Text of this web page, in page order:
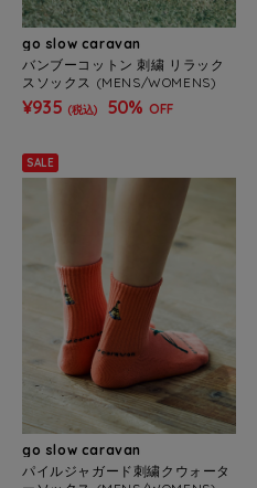
go slow caravan
バンブーコットン 刺繍 リラック
スソックス (MENS/WOMENS)
¥935 (税込) 50% OFF
SALE
go slow caravan
パイルジャガード刺繍クウォータ